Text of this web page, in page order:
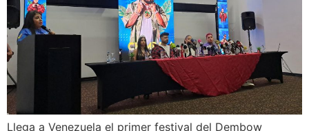
Llega a Venezuela el primer festival del Dembow